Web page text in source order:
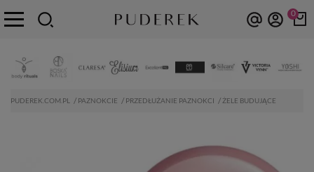
0
PUDEREK.COM.PL PAZNOKCIE PRZEDŁUŻANIE PAZNOKCI ŻELE BUDUJĄCE